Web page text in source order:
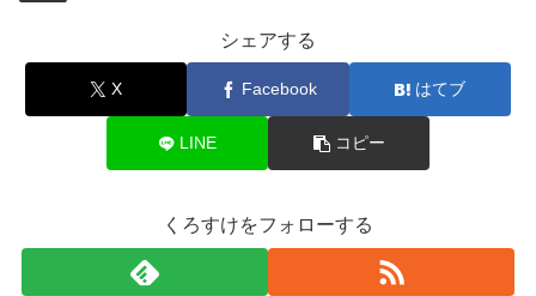
シェアする
X Facebook はてブ
LINE コピー
くろすけをフォローする